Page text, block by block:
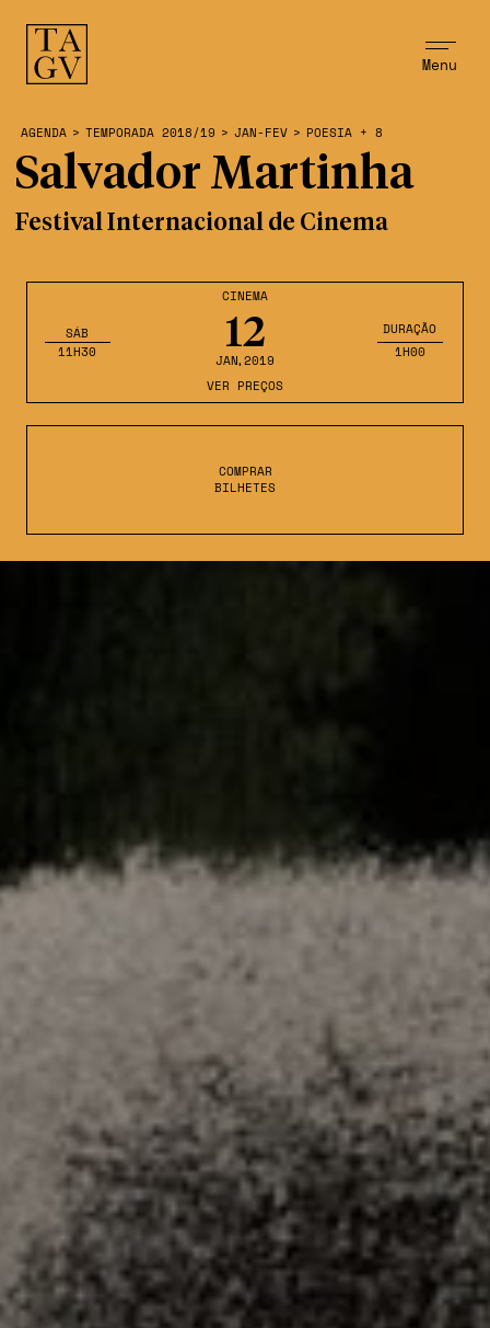
Menu
CINEMA
12
JAN,2019
SÁB
11H30
DURAÇÃO
1H00
VER PREÇOS
COMPRAR
BILHETES
AGENDA > TEMPORADA 2018/19 > JAN-FEV > POESIA + 8
Salvador Martinha
Festival Internacional de Cinema